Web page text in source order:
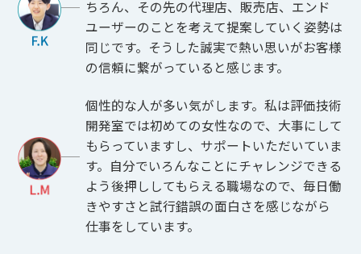
ちろん、その先の代理店、販売店、エンド
ユーザーのことを考えて提案していく姿勢は
同じです。そうした誠実で熱い思いがお客様
の信頼に繋がっていると感じます。
個性的な人が多い気がします。私は評価技術
開発室では初めての女性なので、大事にして
もらっていますし、サポートいただいていま
す。自分でいろんなことにチャレンジできる
よう後押ししてもらえる職場なので、毎日働
きやすさと試行錯誤の面白さを感じながら
仕事をしています。